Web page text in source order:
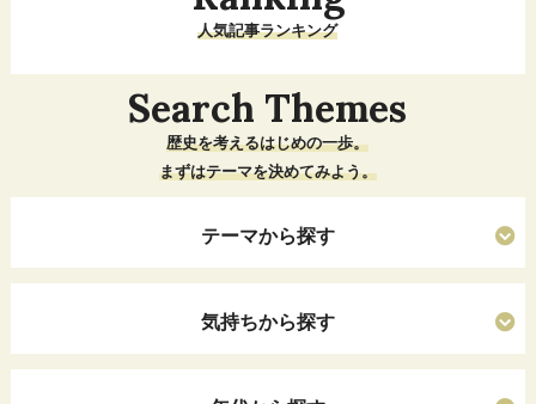
人気記事ランキング
Search Themes
歴史を考えるはじめの一歩。
まずはテーマを決めてみよう。
テーマから探す
気持ちから探す